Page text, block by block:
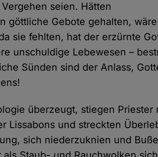
seien. Hätten
göttliche Gebote gehalten,
sie fehlten, hat der erzürnte
unschuldige Lebewesen –
Sünden sind der Anlass,
überzeugt, stiegen Priester
Lissabons und streckten
sich niederzuknien und